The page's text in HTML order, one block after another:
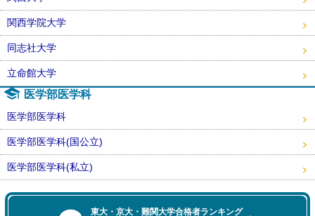
関西学院大学
同志社大学
立命館大学
医学部医学科
医学部医学科
医学部医学科(国公立)
医学部医学科(私立)
東大・京大・難関大学合格者ランキング